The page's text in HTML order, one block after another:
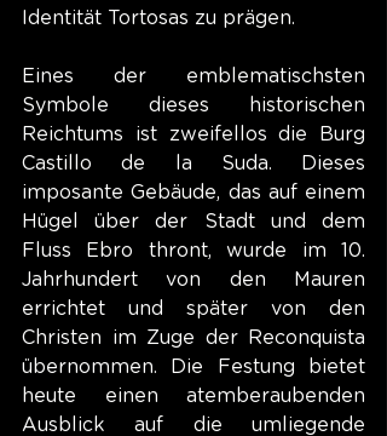
Identität Tortosas zu prägen.
Eines der emblematischsten
Symbole dieses historischen
Reichtums ist zweifellos die Burg
Castillo de la Suda. Dieses
imposante Gebäude, das auf einem
Hügel über der Stadt und dem
Fluss Ebro thront, wurde im 10.
Jahrhundert von den Mauren
errichtet und später von den
Christen im Zuge der Reconquista
übernommen. Die Festung bietet
heute einen atemberaubenden
Ausblick auf die umliegende